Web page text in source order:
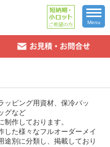
Menu
ッピング用資材、保冷バッ
グなど
制作しております。
した様々なフルオーダーメイ
途別に分類し、掲載しており